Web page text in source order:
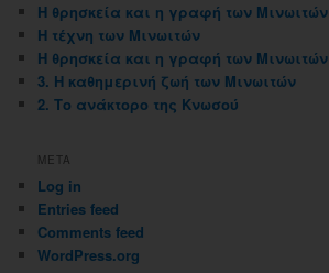
Η θρησκεία και η γραφή των Μινωιτών
Η τέχνη των Μινωιτών
Η θρησκεία και η γραφή των Μινωιτών
3. Η καθημερινή ζωή των Μινωιτών
2. Το ανάκτορο της Κνωσού
META
Log in
Entries feed
Comments feed
WordPress.org